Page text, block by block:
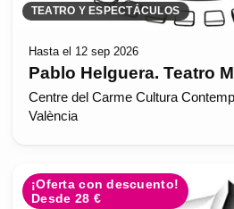
TEATRO Y ESPECTÁCULOS
Hasta el 12 sep 2026
Pablo Helguera. Teatro
Centre del Carme Cultura
València
¡Oferta con descuento!
Desde 28 €